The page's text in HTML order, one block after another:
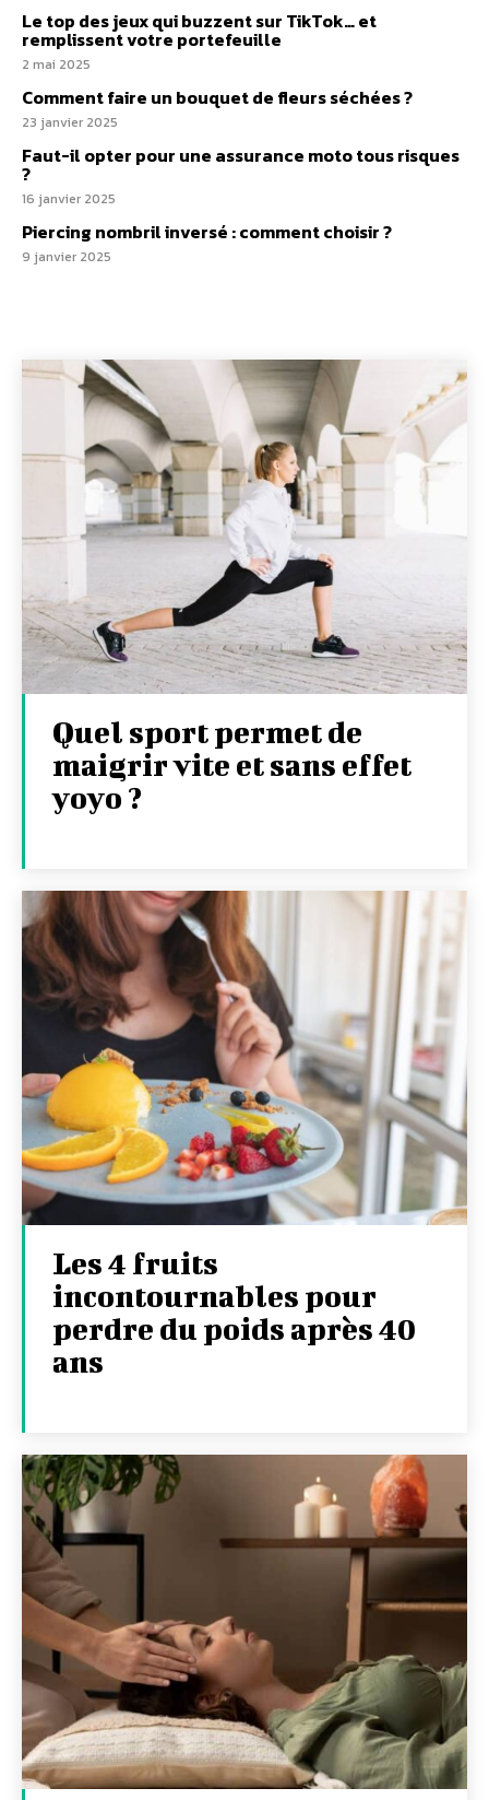
Le top des jeux qui buzzent sur TikTok… et
remplissent votre portefeuille
2 mai 2025
Comment faire un bouquet de fleurs séchées ?
23 janvier 2025
Faut-il opter pour une assurance moto tous risques​
?
16 janvier 2025
Piercing nombril inversé : comment choisir ?
9 janvier 2025
Quel sport permet de
maigrir vite et sans effet
yoyo ?
Les 4 fruits
incontournables pour
perdre du poids après 40
ans